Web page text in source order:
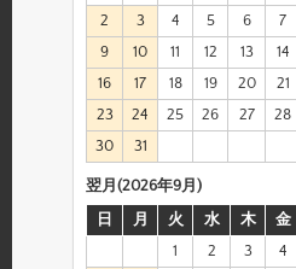
2
3 4 5 6 7
9
10 11 12 13 14
16
17 18 19 20 21
23
24 25 26 27 28
30
31
翌月(2026年9月)
日
月 火 水 木 金
1
2 3 4